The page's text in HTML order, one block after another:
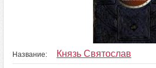
Название: Князь Святослав